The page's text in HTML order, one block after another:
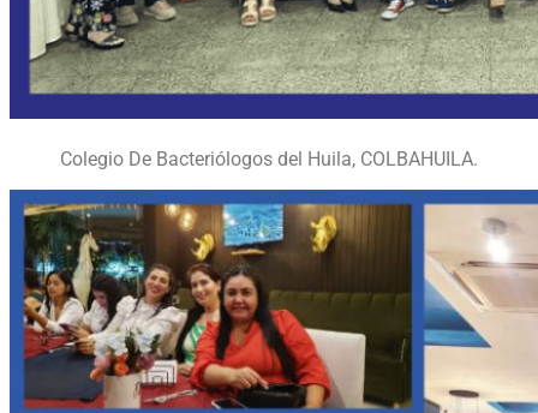
Colegio De Bacteriólogos del Huila, COLBAHUILA.